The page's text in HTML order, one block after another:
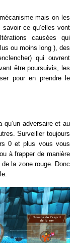
mais on les
ce qu’elles vont
causées qui
ou moins long ), des
qui ouvrent
être poursuivis, les
pour en prendre le
qu’un adversaire et au
Surveiller toujours
0 et plus vous vous
à frapper de manière
la zone rouge. Donc